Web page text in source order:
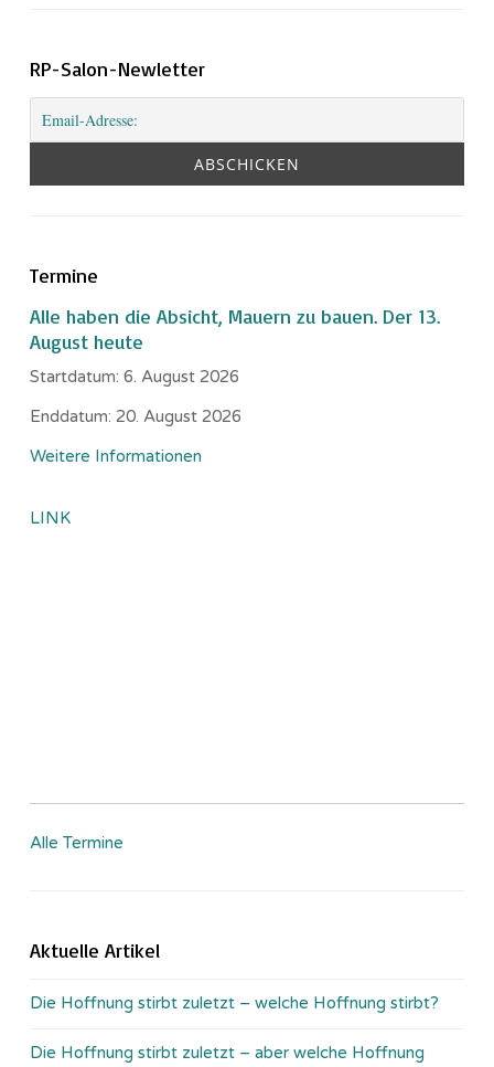
RP-Salon-Newletter
Termine
Alle haben die Absicht, Mauern zu bauen. Der 13.
August heute
Startdatum: 6. August 2026
Enddatum: 20. August 2026
Weitere Informationen
LINK
Alle Termine
Aktuelle Artikel
Die Hoffnung stirbt zuletzt – welche Hoffnung stirbt?
Die Hoffnung stirbt zuletzt – aber welche Hoffnung